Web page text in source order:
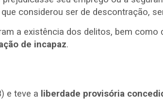
considerou ser de descontração,
a existência dos delitos, bem como
de incapaz.
e teve a liberdade provisória